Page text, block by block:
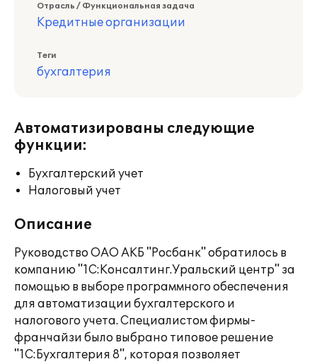
Отрасль / Функциональная задача
Кредитные организации
Теги
бухгалтерия
Автоматизированы следующие
функции:
Бухгалтерский учет
Налоговый учет
Описание
Руководство ОАО АКБ "Росбанк" обратилось в
компанию "1С:Консалтинг.Уральский центр" за
помощью в выборе программного обеспечения
для автоматизации бухгалтерского и
налогового учета. Специалистом фирмы-
франчайзи было выбрано типовое решение
"1С:Бухгалтерия 8", которая позволяет